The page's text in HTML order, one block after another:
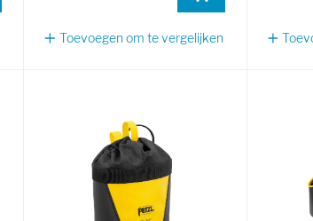
Toevoegen om te vergelijken